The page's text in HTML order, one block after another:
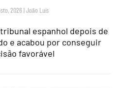
2026 |João Luís
espanhol depois de
e acabou por conseguir
favorável